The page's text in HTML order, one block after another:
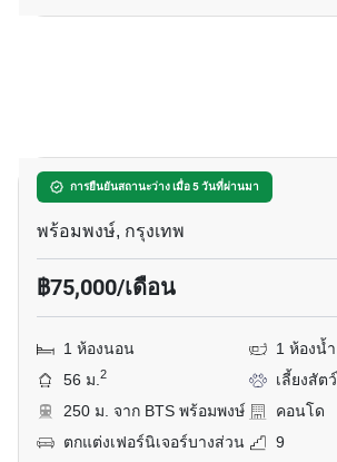
การยืนยันสถานะว่าง เมื่อ 5 วันที่ผ่านมา
ดิ เอสเทลล์ พร้อมพงษ์
พร้อมพงษ์, กรุงเทพ
฿75,000/เดือน
1 ห้องนอน
1 ห้องน้ำ
56 ม.2
เลี้ยงสัต
250 ม. จาก BTS พร้อมพงษ์
คอนโด
ตกแต่งเฟอร์นิเจอร์บางส่วน
9